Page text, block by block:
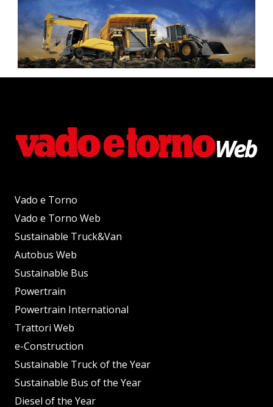
Vado e Torno
Vado e Torno Web
Sustainable Truck&Van
Autobus Web
Sustainable Bus
Powertrain
Powertrain International
Trattori Web
e-Construction
Sustainable Truck of the Year
Sustainable Bus of the Year
Diesel of the Year